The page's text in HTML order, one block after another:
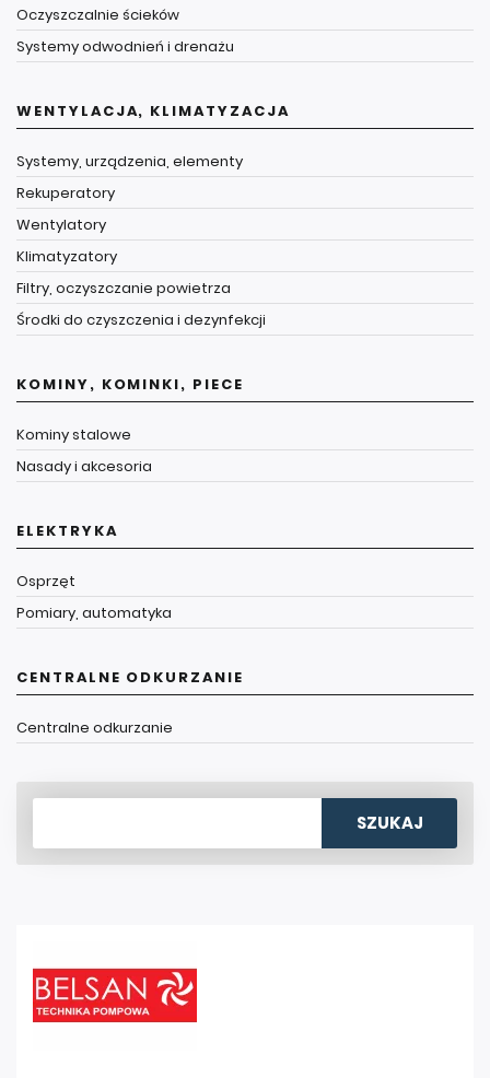
Oczyszczalnie ścieków
Systemy odwodnień i drenażu
WENTYLACJA, KLIMATYZACJA
Systemy, urządzenia, elementy
Rekuperatory
Wentylatory
Klimatyzatory
Filtry, oczyszczanie powietrza
Środki do czyszczenia i dezynfekcji
KOMINY, KOMINKI, PIECE
Kominy stalowe
Nasady i akcesoria
ELEKTRYKA
Osprzęt
Pomiary, automatyka
CENTRALNE ODKURZANIE
Centralne odkurzanie